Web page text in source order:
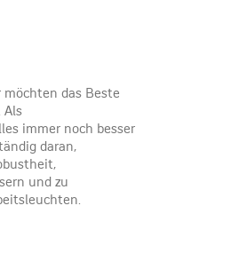
das Beste
Als
immer noch besser
daran,
und zu